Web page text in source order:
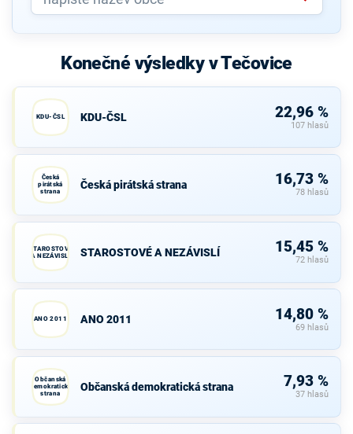
Konečné výsledky v Tečovice
KDU-ČSL KDU-ČSL 22,96 %
107 hlasů
Česká
pirátská
strana
Česká pirátská strana 16,73 %
78 hlasů
STAROSTOVÉ
A NEZÁVISLÍ
STAROSTOVÉ A NEZÁVISLÍ 15,45 %
72 hlasů
ANO 2011 ANO 2011 14,80 %
69 hlasů
Občanská
demokratická
strana
Občanská demokratická strana 7,93 %
37 hlasů